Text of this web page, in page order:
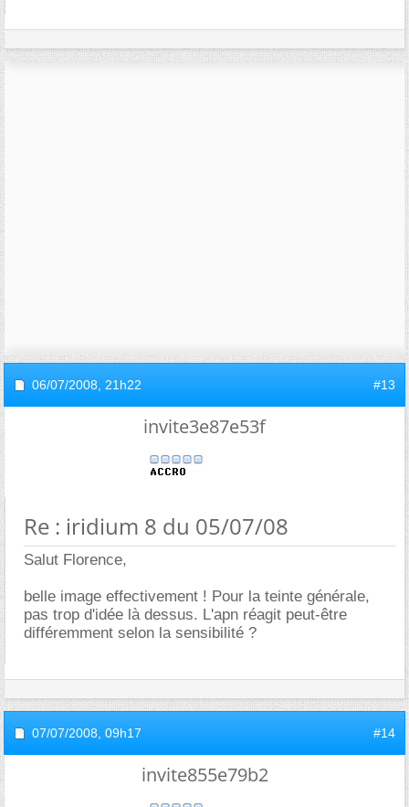
06/07/2008, 21h22 #13
invite3e87e53f
Re : iridium 8 du 05/07/08
Salut Florence,
belle image effectivement ! Pour la teinte générale,
pas trop d'idée là dessus. L'apn réagit peut-être
différemment selon la sensibilité ?
07/07/2008, 09h17 #14
invite855e79b2